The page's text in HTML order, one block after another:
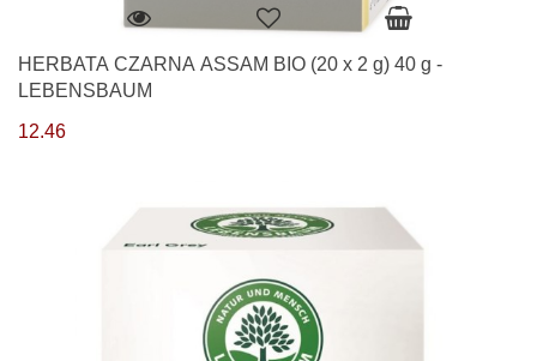
HERBATA CZARNA ASSAM BIO (20 x 2 g) 40 g -
LEBENSBAUM
12.46